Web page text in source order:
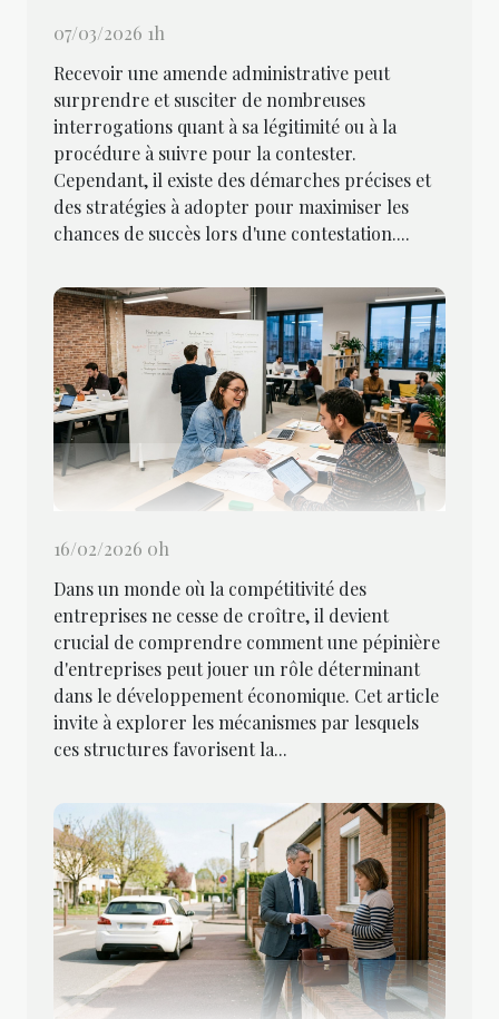
07/03/2026 1h
Recevoir une amende administrative peut
surprendre et susciter de nombreuses
interrogations quant à sa légitimité ou à la
procédure à suivre pour la contester.
Cependant, il existe des démarches précises et
des stratégies à adopter pour maximiser les
chances de succès lors d'une contestation....
16/02/2026 0h
Dans un monde où la compétitivité des
entreprises ne cesse de croître, il devient
crucial de comprendre comment une pépinière
d'entreprises peut jouer un rôle déterminant
dans le développement économique. Cet article
invite à explorer les mécanismes par lesquels
ces structures favorisent la...